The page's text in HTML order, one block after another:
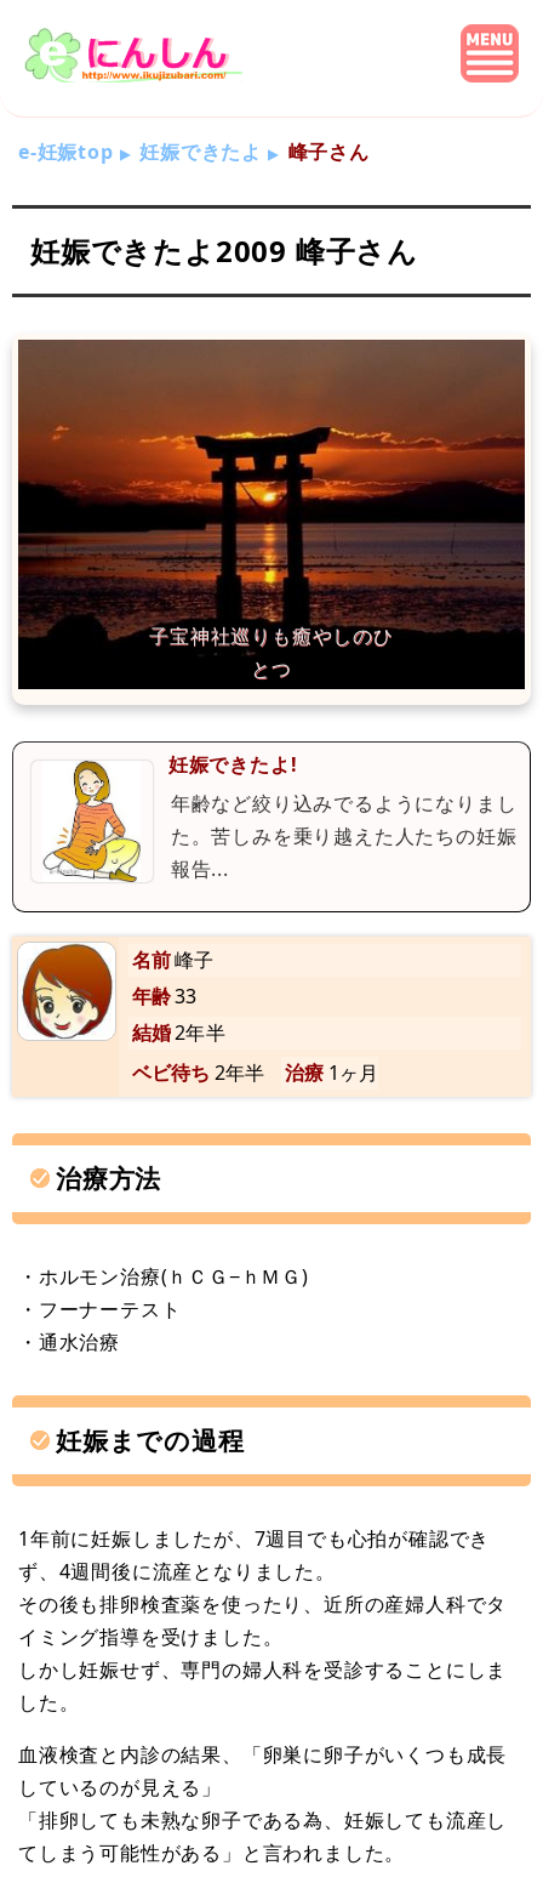
e-妊娠top 妊娠できたよ 峰子さん
妊娠できたよ2009 峰子さん
妊娠できたよ!
年齢など絞り込みでるようになりまし
た。苦しみを乗り越えた人たちの妊娠
報告...
名前峰子
年齢33
結婚2年半
ベビ待ち 2年半 治療 1ヶ月
治療方法
・ホルモン治療(ｈＣＧ−ｈＭＧ)
・フーナーテスト
・通水治療
妊娠までの過程
1年前に妊娠しましたが、7週目でも心拍が確認でき
ず、4週間後に流産となりました。
その後も排卵検査薬を使ったり、近所の産婦人科でタ
イミング指導を受けました。
しかし妊娠せず、専門の婦人科を受診することにしま
した。
血液検査と内診の結果、「卵巣に卵子がいくつも成長
しているのが見える」
「排卵しても未熟な卵子である為、妊娠しても流産し
てしまう可能性がある」と言われました。